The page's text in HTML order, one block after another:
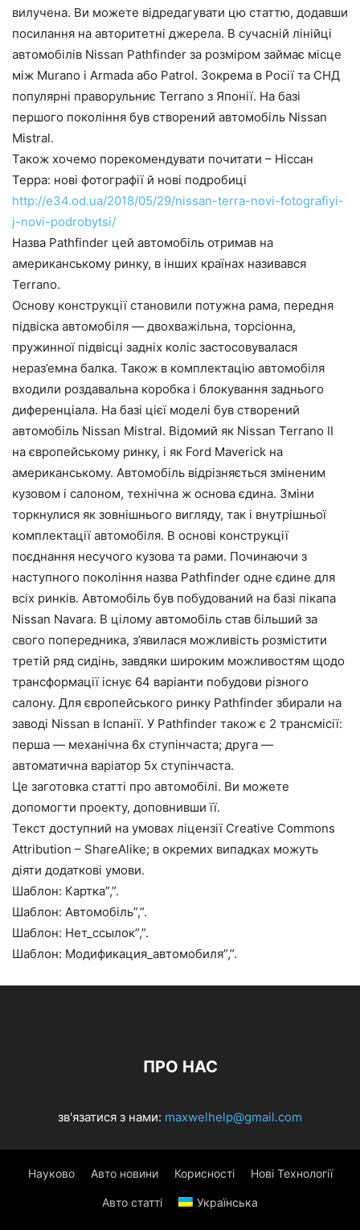
вилучена. Ви можете відредагувати цю статтю, додавши
посилання на авторитетні джерела. В сучасній лінійці
автомобілів Nissan Pathfinder за розміром займає місце
між Murano і Armada або Patrol. Зокрема в Росії та СНД
популярні праворульниє Terrano з Японії. На базі
першого покоління був створений автомобіль Nissan
Mistral.
Також хочемо порекомендувати почитати – Ніссан
Терра: нові фотографії й нові подробиці
http://e34.od.ua/2018/05/29/nissan-terra-novi-fotografiyi-
j-novi-podrobytsi/
Назва Pathfinder цей автомобіль отримав на
американському ринку, в інших країнах називався
Terrano.
Основу конструкції становили потужна рама, передня
підвіска автомобіля — двохважільна, торсіонна,
пружинної підвісці задніх коліс застосовувалася
нераз’емна балка. Також в комплектацію автомобіля
входили роздавальна коробка і блокування заднього
диференціала. На базі цієї моделі був створений
автомобіль Nissan Mistral. Відомий як Nissan Terrano II
на європейському ринку, і як Ford Maverick на
американському. Автомобіль відрізняється зміненим
кузовом і салоном, технічна ж основа єдина. Зміни
торкнулися як зовнішнього вигляду, так і внутрішньої
комплектації автомобіля. В основі конструкції
поєднання несучого кузова та рами. Починаючи з
наступного покоління назва Pathfinder одне єдине для
всіх ринків. Автомобіль був побудований на базі пікапа
Nissan Navara. В цілому автомобіль став більший за
свого попередника, з’явилася можливість розмістити
третій ряд сидінь, завдяки широким можливостям щодо
трансформації існує 64 варіанти побудови різного
салону. Для європейського ринку Pathfinder збирали на
заводі Nissan в Іспанії. У Pathfinder також є 2 трансмісії:
перша — механічна 6х ступінчаста; друга —
автоматична варіатор 5х ступінчаста.
Це заготовка статті про автомобілі. Ви можете
допомогти проекту, доповнивши її.
Текст доступний на умовах ліцензії Creative Commons
Attribution – ShareAlike; в окремих випадках можуть
діяти додаткові умови.
Шаблон: Картка”,”.
Шаблон: Автомобіль”,”.
Шаблон: Нет_ссылок”,”.
Шаблон: Модификация_автомобиля”,”.
ПРО НАС
зв'язатися з нами: maxwelhelp@gmail.com
Науково Авто новини Корисності Нові Технології
Авто статті Українська